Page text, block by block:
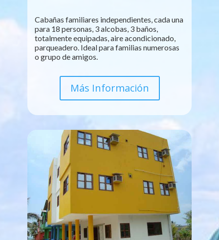
Cabañas familiares independientes, cada una
para 18 personas, 3 alcobas, 3 baños,
totalmente equipadas, aire acondicionado,
parqueadero. Ideal para familias numerosas
o grupo de amigos.
Más Información